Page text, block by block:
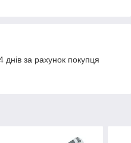
за рахунок покупця